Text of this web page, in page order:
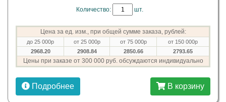
Количество: шт.
Цена за ед. изм., при общей сумме заказа, рублей:
до 25 000р от 25 000р от 75 000р
от 150 000р
2968.20
2908.84 2850.66 2793.65
Цены при заказе от 300 000 руб. обсуждаются индивидуально
Подробнее В корзину